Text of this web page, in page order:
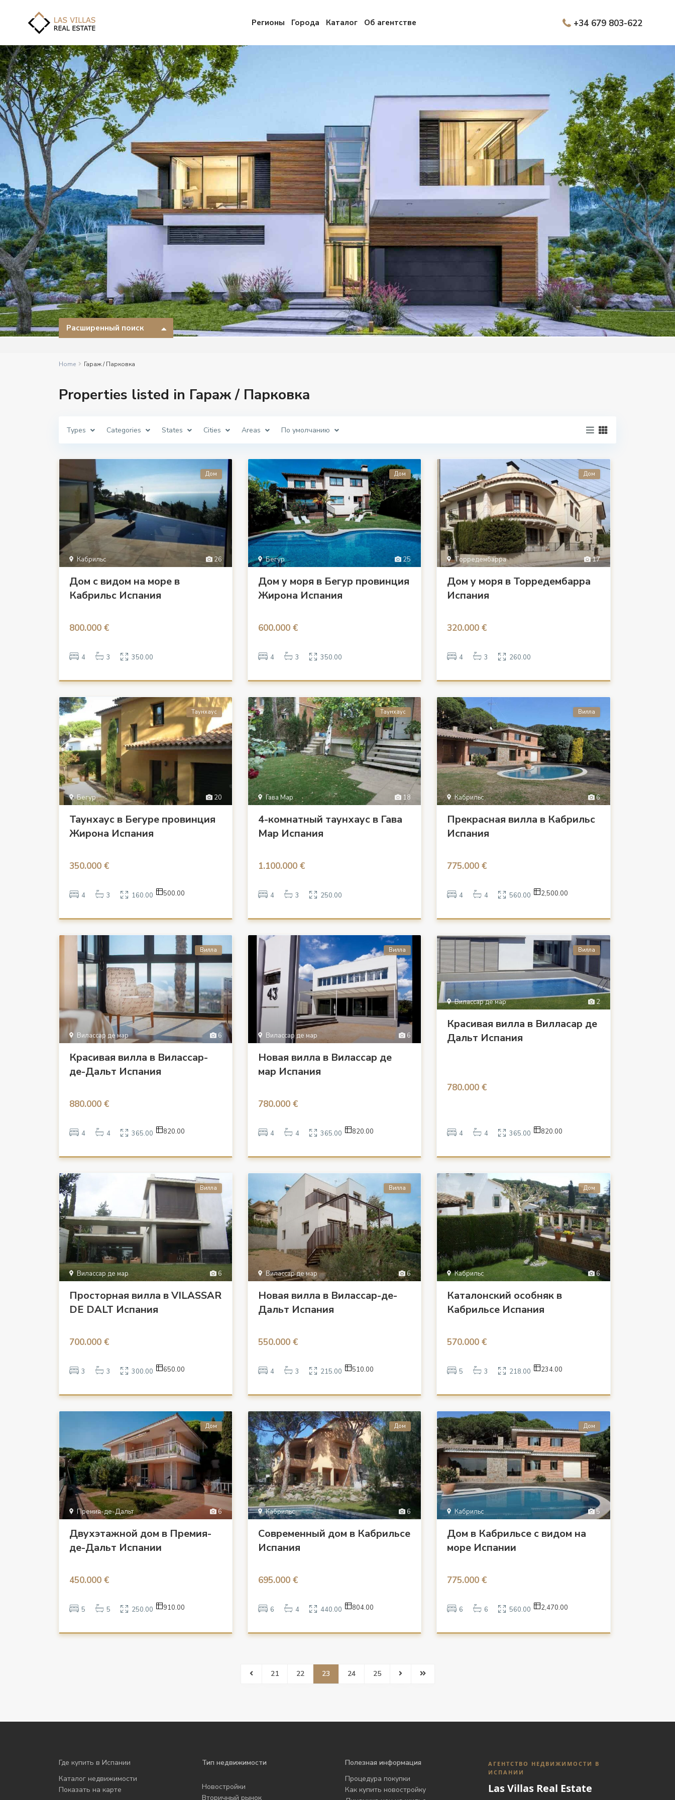
Регионы Города Каталог Об агентстве +34 679 803-622
Расширенный поиск
Home Гараж / Парковка
Properties listed in Гараж / Парковка
Types Categories States Cities Areas По умолчанию
26
Кабрильс
Дом
Дом с видом на море в
Кабрильс Испания
800.000 €
4 3 350.00
25
Бегур
Дом
Дом у моря в Бегур провинция
Жирона Испания
600.000 €
4 3 350.00
17
Торредембарра
Дом
Дом у моря в Торредембарра
Испания
320.000 €
4 3 260.00
20
Бегур
Таунхаус
Таунхаус в Бегуре провинция
Жирона Испания
350.000 €
4 3 160.00 500.00
18
Гава Мар
Таунхаус
4-комнатный таунхаус в Гава
Мар Испания
1.100.000 €
4 3 250.00
6
Кабрильс
Вилла
Прекрасная вилла в Кабрильс
Испания
775.000 €
4 4 560.00 2,500.00
6
Вилассар де мар
Вилла
Красивая вилла в Вилассар-
де-Дальт Испания
880.000 €
4 4 365.00 820.00
6
Вилассар де мар
Вилла
Новая вилла в Вилассар де
мар Испания
780.000 €
4 4 365.00 820.00
2
Вилассар де мар
Вилла
Красивая вилла в Вилласар де
Дальт Испания
780.000 €
4 4 365.00 820.00
6
Вилассар де мар
Вилла
Просторная вилла в VILASSAR
DE DALT Испания
700.000 €
3 3 300.00 650.00
6
Вилассар де мар
Вилла
Новая вилла в Вилассар-де-
Дальт Испания
550.000 €
4 3 215.00 510.00
6
Кабрильс
Дом
Каталонский особняк в
Кабрильсе Испания
570.000 €
5 3 218.00 234.00
6
Премия-де-Дальт
Дом
Двухэтажной дом в Премия-
де-Дальт Испании
450.000 €
5 5 250.00 910.00
6
Кабрильс
Дом
Современный дом в Кабрильсе
Испания
695.000 €
6 4 440.00 804.00
5
Кабрильс
Дом
Дом в Кабрильсе с видом на
море Испании
775.000 €
6 6 560.00 2,470.00
21 22 23 24 25
Где купить в Испании
Каталог недвижимости
Показать на карте
Тип недвижимости
Новостройки
Вторичный рынок
Полезная информация
Процедура покупки
Как купить новостройку
АГЕНТСТВО НЕДВИЖИМОСТИ В
ИСПАНИИ
Las Villas Real Estate